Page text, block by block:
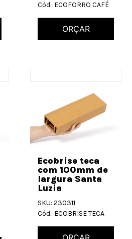
Cód.: ECOFORRO CAFÉ
ORÇAR
Ecobrise teca
com 100mm de
largura Santa
Luzia
SKU: 230311
Cód.: ECOBRISE TECA